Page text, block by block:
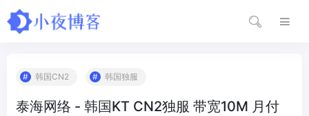
韩国CN2 韩国独服
泰海网络 - 韩国KT CN2独服 带宽10M 月付